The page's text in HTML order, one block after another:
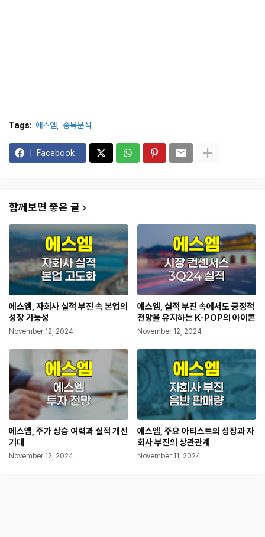
Tags: 에스엠 종목분석
Facebook
함께보면 좋은 글
에스엠, 자회사 실적 부진 속 본업의
성장 가능성
November 12, 2024
에스엠, 실적 부진 속에서도 긍정적
전망을 유지하는 K-POP의 아이콘
November 12, 2024
에스엠, 주가 상승 여력과 실적 개선
기대
November 12, 2024
에스엠, 주요 아티스트의 성장과 자
회사 부진의 상관관계
November 11, 2024